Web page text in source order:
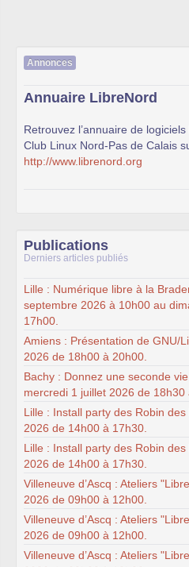
Annonces
Annuaire LibreNord
Retrouvez l’annuaire de
Club Linux Nord-Pas de Calais
http://www.librenord.org
Publications
Derniers articles publiés
Lille : Numérique libre à la
septembre 2026 à 10h00 au
17h00.
Amiens : Présentation de GNU/
2026 de 18h00 à 20h00.
Bachy : Donnez une seconde
mercredi 1 juillet 2026 de 18h30
Lille : Install party des Robin
2026 de 14h00 à 17h30.
Lille : Install party des Robin
2026 de 14h00 à 17h30.
Villeneuve d’Ascq : Ateliers
2026 de 09h00 à 12h00.
Villeneuve d’Ascq : Ateliers
2026 de 09h00 à 12h00.
Villeneuve d’Ascq : Ateliers